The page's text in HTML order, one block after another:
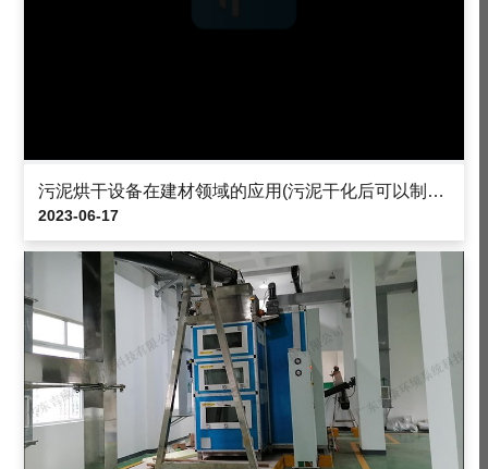
污泥烘干设备在建材领域的应用(污泥干化后可以制成哪些环保建材)
2023-06-17